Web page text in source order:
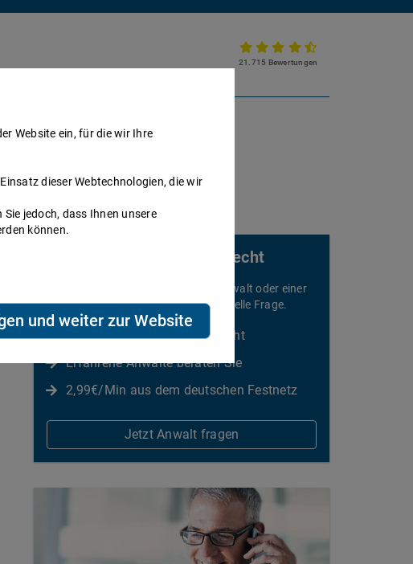
21.715 Bewertungen
Partnerkanzlei werden
Rechtsberatung für Mietrecht
Telefonieren Sie sofort mit einem Anwalt oder einer
Anwältin und stellen Sie Ihre individuelle Frage.
Beratung speziell für Mietrecht
Erfahrene Anwälte beraten Sie
2,99€/Min aus dem deutschen Festnetz
Jetzt Anwalt fragen
Website ein, für die wir Ihre
dieser Webtechnologien, die wir
jedoch, dass Ihnen unsere
können.
und weiter zur Website